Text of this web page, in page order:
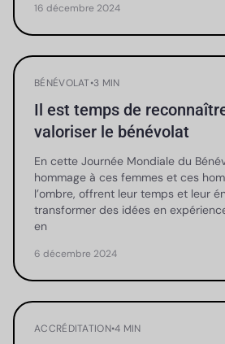
16 décembre 2024
BÉNÉVOLAT•3 MIN
Il est temps de
valoriser le bénévolat
En cette Journée Mondiale du
hommage à ces femmes et ces
l’ombre, offrent leur temps et leur
transformer des idées en
en
6 décembre 2024
ACCRÉDITATION•4 MIN